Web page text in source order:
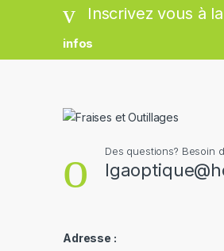
Inscrivez vous à
infos
Des questions? Besoin
Adresse :